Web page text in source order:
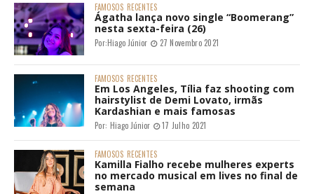
FAMOSOS RECENTES
Ágatha lança novo single “Boomerang”
nesta sexta-feira (26)
Por:Hiago Júnior 27 Novembro 2021
FAMOSOS RECENTES
Em Los Angeles, Tília faz shooting com
hairstylist de Demi Lovato, irmãs
Kardashian e mais famosas
Por: Hiago Júnior 17 Julho 2021
FAMOSOS RECENTES
Kamilla Fialho recebe mulheres experts
no mercado musical em lives no final de
semana